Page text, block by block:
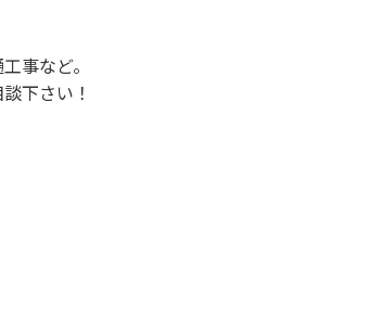
事など。
下さい！